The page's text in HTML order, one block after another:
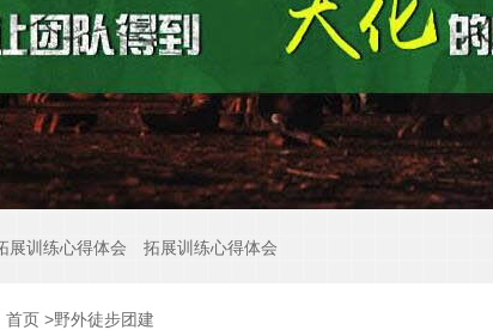
展训练心得体会 拓展训练心得体会
首页 >野外徒步团建